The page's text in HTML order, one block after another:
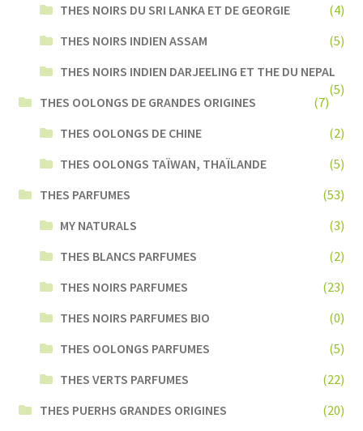
THES NOIRS DU SRI LANKA ET DE GEORGIE
(4)
THES NOIRS INDIEN ASSAM
(5)
THES NOIRS INDIEN DARJEELING ET THE DU NEPAL
(5)
THES OOLONGS DE GRANDES ORIGINES
(7)
THES OOLONGS DE CHINE
(2)
THES OOLONGS TAÏWAN, THAÏLANDE
(5)
THES PARFUMES
(53)
MY NATURALS
(3)
THES BLANCS PARFUMES
(2)
THES NOIRS PARFUMES
(23)
THES NOIRS PARFUMES BIO
(0)
THES OOLONGS PARFUMES
(5)
THES VERTS PARFUMES
(22)
THES PUERHS GRANDES ORIGINES
(20)